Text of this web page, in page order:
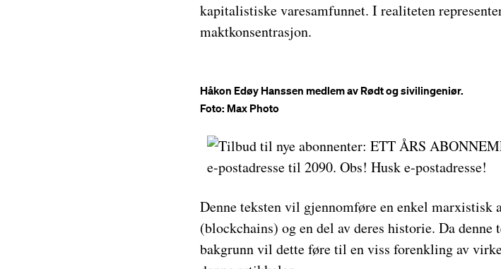
kapitalistiske varesamfunnet. I realiteten
maktkonsentrasjon.
Håkon Edøy Hanssen medlem av Rødt og sivilingeniør.
Foto: Max Photo
Denne teksten vil gjennomføre en enkel marxistisk
(blockchains) og en del av deres historie. Da
bakgrunn vil dette føre til en viss forenkling av